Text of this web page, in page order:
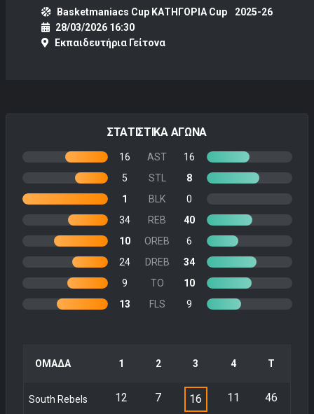
Basketmaniacs Cup ΚΑΤΗΓΟΡΙΑ Cup
2025-26
28/03/2026 16:30
Εκπαιδευτήρια Γείτονα
ΣΤΑΤΙΣΤΙΚΑ ΑΓΩΝΑ
16 AST
16
5
STL
8
1
BLK
0
34
REB
40
10
OREB
6
24
DREB
34
9
TO
10
13
FLS 9
ΟΜΑΔΑ 1 2 3 4 Τ
South Rebels 12 7 16 11 46